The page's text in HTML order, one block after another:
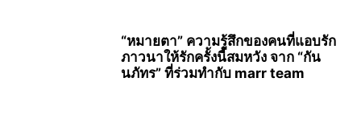
“หมายตา” ความรู้สึกของคนที่แอบรัก
ภาวนาให้รักครั้งนี้สมหวัง จาก “กัน
นภัทร” ที่ร่วมทำกับ marr team